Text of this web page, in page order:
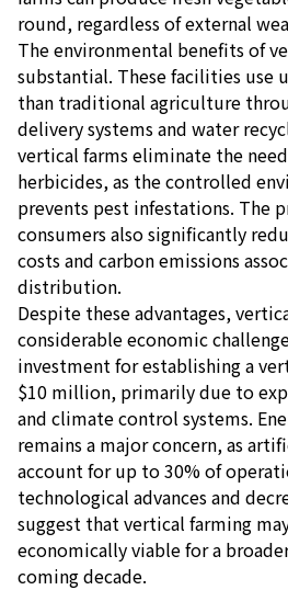
round, regardless of external
The environmental benefits of
substantial. These facilities use
than traditional agriculture
delivery systems and water
vertical farms eliminate the
herbicides, as the controlled
prevents pest infestations. The
consumers also significantly
costs and carbon emissions
distribution.
Despite these advantages,
considerable economic
investment for establishing a
$10 million, primarily due to
and climate control systems.
remains a major concern, as
account for up to 30% of
technological advances and
suggest that vertical farming
economically viable for a
coming decade.